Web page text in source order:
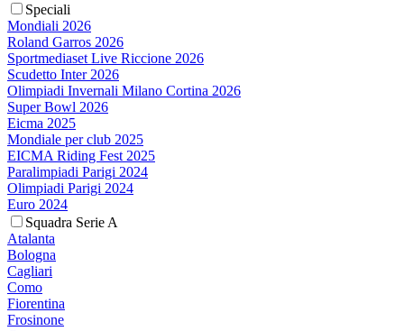
Speciali
Mondiali 2026
Roland Garros 2026
Sportmediaset Live Riccione 2026
Scudetto Inter 2026
Olimpiadi Invernali Milano Cortina 2026
Super Bowl 2026
Eicma 2025
Mondiale per club 2025
EICMA Riding Fest 2025
Paralimpiadi Parigi 2024
Olimpiadi Parigi 2024
Euro 2024
Squadra Serie A
Atalanta
Bologna
Cagliari
Como
Fiorentina
Frosinone